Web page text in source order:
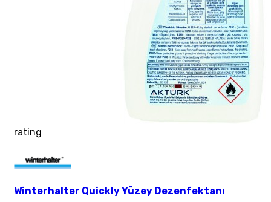
rating
Winterhalter Quickly Yüzey Dezenfektanı